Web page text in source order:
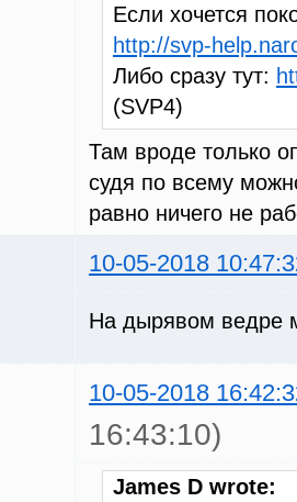
Если хочется
http://svp-
Либо сразу тут:
(SVP4)
Там вроде только
судя по всему
равно ничего не
10-05-2018
На дырявом ведре
10-05-2018
16:43:10)
James D wrote: